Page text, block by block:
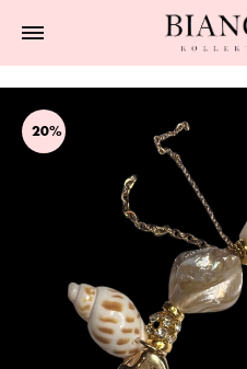
20%